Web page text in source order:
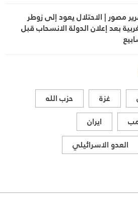
مصور | الاحتلال يعود إلى زوطر
بعد إعلان الدولة الانسحاب قبل
غزة
حزب الله
ايران
العدو الاسرائيلي